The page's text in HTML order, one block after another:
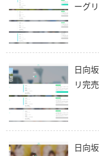
ーグ
日向
リ完
日向